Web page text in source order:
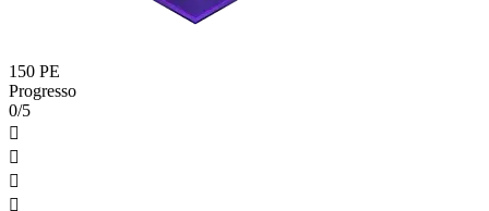
150 PE
Progresso
0/5



